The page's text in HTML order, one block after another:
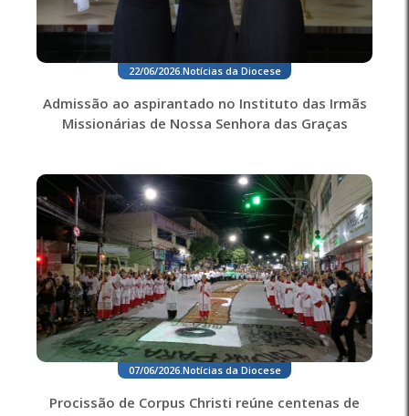
22/06/2026. Notícias da Diocese
Admissão ao aspirantado no Instituto das Irmãs
Missionárias de Nossa Senhora das Graças
07/06/2026.Notícias da Diocese
Procissão de Corpus Christi reúne centenas de